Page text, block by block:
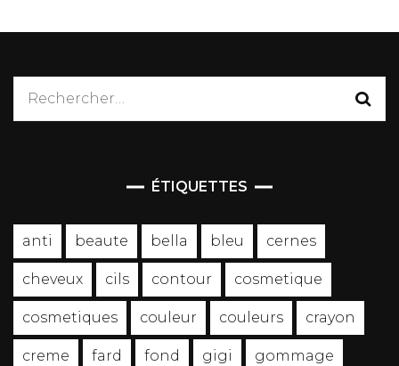
Rechercher :
ÉTIQUETTES
anti beaute bella bleu cernes
cheveux cils contour cosmetique
cosmetiques couleur couleurs crayon
creme fard fond gigi gommage